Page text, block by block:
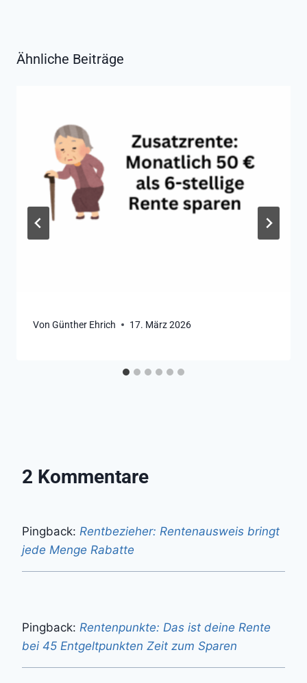
Ähnliche Beiträge
Von Günther Ehrich 17. März 2026
2 Kommentare
Pingback: Rentbezieher: Rentenausweis bringt
jede Menge Rabatte
Pingback: Rentenpunkte: Das ist deine Rente
bei 45 Entgeltpunkten Zeit zum Sparen